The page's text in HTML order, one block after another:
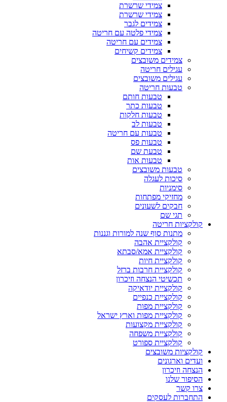
צמידי שרשרת
צמידי שרשרת
צמידים לגבר
צמידי פלטה עם חריטה
צמידים עם חריטה
צמידים קשיחים
צמידים משובצים
עגילים חריטה
עגילים משובצים
טבעות חריטה
טבעות חותם
טבעות כתר
טבעות חלקות
טבעות לב
טבעות עם חריטה
טבעות פס
טבעת שם
טבעות אות
טבעות משובצים
סיכות לעגלה
סימניות
מחזיקי מפתחות
חבקים לשעונים
תגי שם
קולקציות חריטה
מתנות סוף שנה למורות וגננות
קולקציית אהבה
קולקציית אמא/סבתא
קולקציית חיות
קולקציית חרבות ברזל
תכשיטי הנצחה וזיכרון
קולקציית יודאיקה
קולקציית כנפיים
קולקציית מפות
קולקציית מפות וארץ ישראל
קולקציית מקצועות
קולקציית משפחה
קולקציית ספורט
קולקציות משובצים
ועדים וארגונים
הנצחה וזיכרון
הסיפור שלנו
צרו קשר
התחברות לעסקים